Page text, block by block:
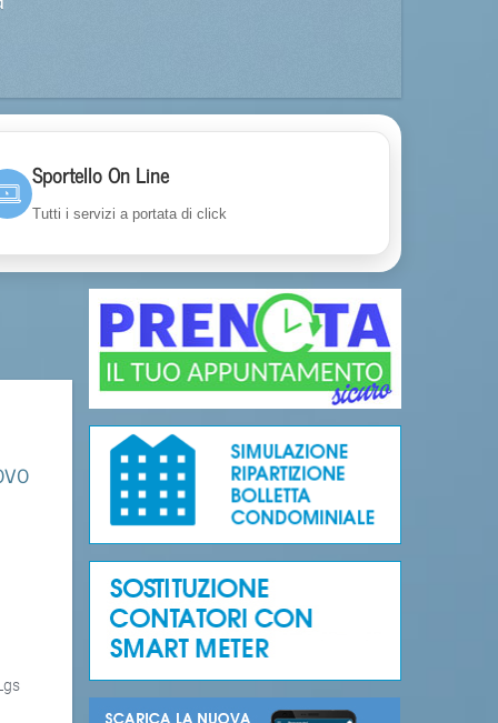
Sportello On Line
Tutti i servizi a portata di click